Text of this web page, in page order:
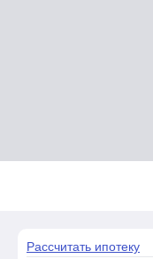
Рассчитать ипотеку